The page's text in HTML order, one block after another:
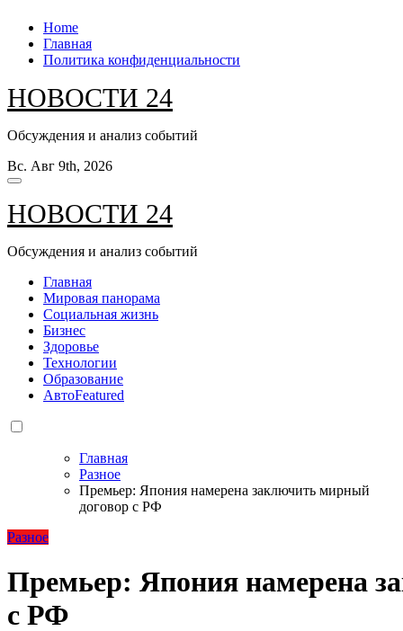
Перейти
содержанию
Home
Главная
Политика конфиденциальности
НОВОСТИ 24
Обсуждения и анализ событий
Вс. Авг 9th, 2026
НОВОСТИ 24
Обсуждения и анализ событий
Главная
Мировая панорама
Социальная жизнь
Бизнес
Здоровье
Технологии
Образование
АвтоFeatured
Главная
Разное
Премьер: Япония намерена заключить мирный
договор с РФ
Разное
Премьер: Япония намерена
с РФ